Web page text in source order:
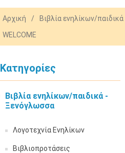
Αρχική / Βιβλία ενηλίκων/
WELCOME
Κατηγορίες
Βιβλία ενηλίκων/παιδικά -
Ξενόγλωσσα
Λογοτεχνία Ενηλίκων
Βιβλιοπροτάσεις